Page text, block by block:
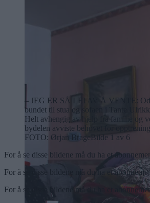
– JEG ER SÅ LEI AV Å VENTE:
bundet til stua og sofaen i Tante
Helt avhengig av hjelp fra familie og
bydelen avviste behovet for
FOTO: Ørjan Brage Bilde 1 av 6
For å se disse bildene må du ha et
For å se disse bildene må du ha et
For å se disse bildene må du ha et